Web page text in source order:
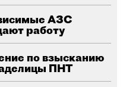
АЗС
работу
по взысканию
ПНТ